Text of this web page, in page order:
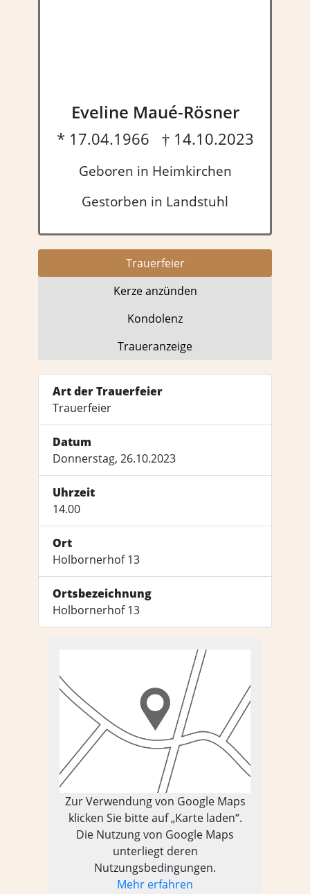
Eveline Maué-Rösner
* 17.04.1966 † 14.10.2023
Geboren in Heimkirchen
Gestorben in Landstuhl
Trauer­feier
Kerze anzünden
Kondo­lenz
Trauer­anzeige
Art der Trauerfeier
Trauerfeier
Datum
Donnerstag, 26.10.2023
Uhrzeit
14.00
Ort
Holbornerhof 13
Ortsbezeichnung
Holbornerhof 13
Zur Verwendung von Google Maps
klicken Sie bitte auf „Karte laden“.
Die Nutzung von Google Maps
unterliegt deren
Nutzungsbedingungen.
Mehr erfahren